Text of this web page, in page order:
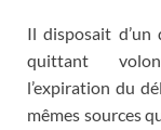
Il disposait
quittant
l’expiration du
mêmes sources